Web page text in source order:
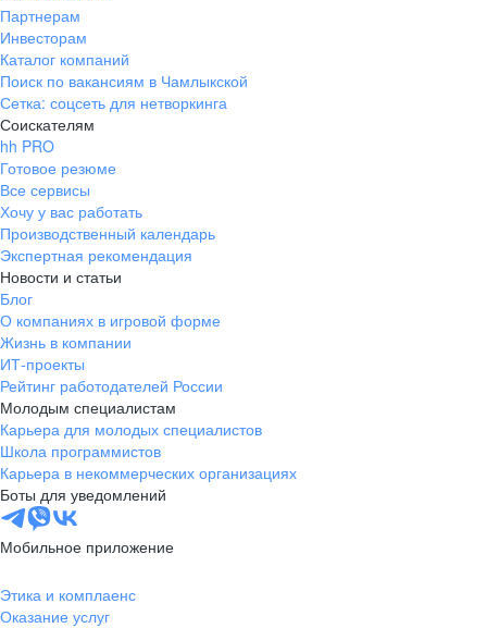
Партнерам
Инвесторам
Каталог компаний
Поиск по вакансиям в Чамлыкской
Сетка: соцсеть для нетворкинга
Соискателям
hh PRO
Готовое резюме
Все сервисы
Хочу у вас работать
Производственный календарь
Экспертная рекомендация
Новости и статьи
Блог
О компаниях в игровой форме
Жизнь в компании
ИТ-проекты
Рейтинг работодателей России
Молодым специалистам
Карьера для молодых специалистов
Школа программистов
Карьера в некоммерческих организациях
Боты для уведомлений
Мобильное приложение
Этика и комплаенс
Оказание услуг